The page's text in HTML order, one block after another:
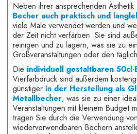
Neben ihrer ansprechenden Ästhetik
Becher auch praktisch und
viele Male verwendet werden und
der Zeit nicht verfärben. Sie sind
reinigen und zu lagern, was sie zu
Großveranstaltungen oder den
Die individuell gestaltbaren 50cl-
Vierfarbdruck sind außerdem
günstiger in der Herstellung als
Metallbecher, was sie zu einer
Veranstaltungen mit kleinem Budget
tragen Sie durch die Verwendung von
wiederverwendbaren Bechern